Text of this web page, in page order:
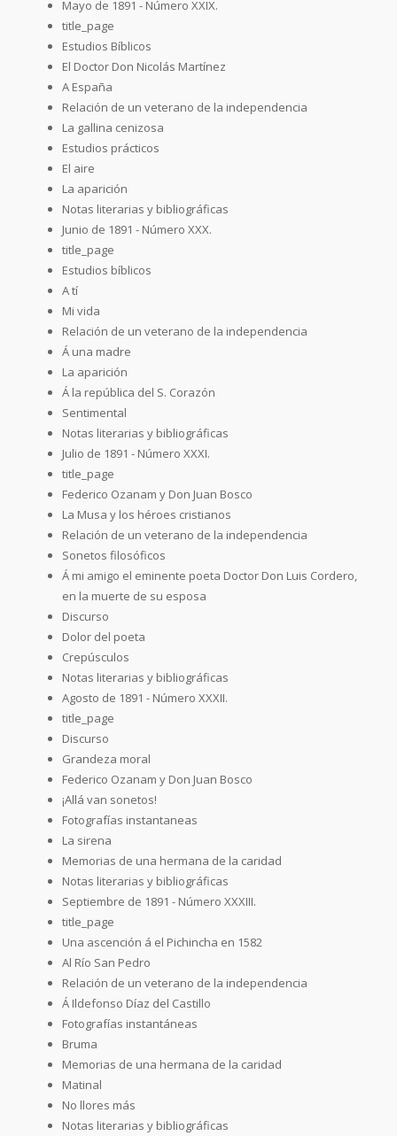
Mayo de 1891 - Número XXIX.
title_page
Estudios Bíblicos
El Doctor Don Nicolás Martínez
A España
Relación de un veterano de la independencia
La gallina cenizosa
Estudios prácticos
El aire
La aparición
Notas literarias y bibliográficas
Junio de 1891 - Número XXX.
title_page
Estudios bíblicos
A tí
Mi vida
Relación de un veterano de la independencia
Á una madre
La aparición
Á la república del S. Corazón
Sentimental
Notas literarias y bibliográficas
Julio de 1891 - Número XXXI.
title_page
Federico Ozanam y Don Juan Bosco
La Musa y los héroes cristianos
Relación de un veterano de la independencia
Sonetos filosóficos
Á mi amigo el eminente poeta Doctor Don Luis Cordero,
en la muerte de su esposa
Discurso
Dolor del poeta
Crepúsculos
Notas literarias y bibliográficas
Agosto de 1891 - Número XXXII.
title_page
Discurso
Grandeza moral
Federico Ozanam y Don Juan Bosco
¡Allá van sonetos!
Fotografías instantaneas
La sirena
Memorias de una hermana de la caridad
Notas literarias y bibliográficas
Septiembre de 1891 - Número XXXIII.
title_page
Una ascención á el Pichincha en 1582
Al Río San Pedro
Relación de un veterano de la independencia
Á Ildefonso Díaz del Castillo
Fotografías instantáneas
Bruma
Memorias de una hermana de la caridad
Matinal
No llores más
Notas literarias y bibliográficas